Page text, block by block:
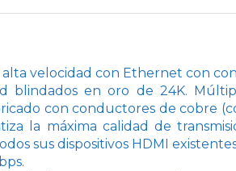
velocidad con Ethernet con
blindados en oro de 24K.
con conductores de cobre
la máxima calidad de
sus dispositivos HDMI